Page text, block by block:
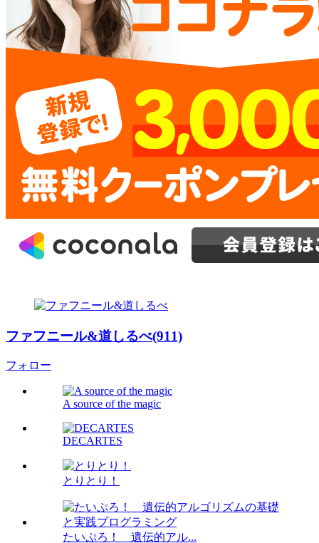
ファフニール&道しるべ(911)
フォロー
A source of the magic
DECARTES
とりとり！
たいぷろ！ 遺伝的アル...